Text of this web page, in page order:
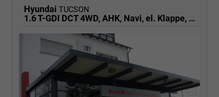
Hyundai TUCSON
1.6 T-GDI DCT 4WD, AHK, Navi, el. Klappe, Kamera, Side, Winter, 19-Zoll